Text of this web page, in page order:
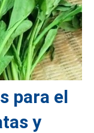
para el
y